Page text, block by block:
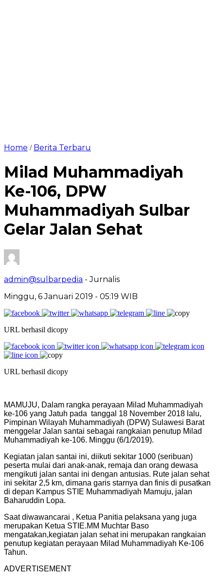
Home / Berita Terbaru
Milad Muhammadiyah
Ke-106, DPW
Muhammadiyah Sulbar
Gelar Jalan Sehat
admin@sulbarpedia - Jurnalis
Minggu, 6 Januari 2019 - 05:19 WIB
URL berhasil dicopy
URL berhasil dicopy
MAMUJU, Dalam rangka perayaan Milad Muhammadiyah
ke-106 yang Jatuh pada tanggal 18 November 2018 lalu,
Pimpinan Wilayah Muhammadiyah (DPW) Sulawesi Barat
menggelar Jalan santai sebagai rangkaian penutup Milad
Muhammadiyah ke-106. Minggu (6/1/2019).
Kegiatan jalan santai ini, diikuti sekitar 1000 (seribuan)
peserta mulai dari anak-anak, remaja dan orang dewasa
mengikuti jalan santai ini dengan antusias. Rute jalan sehat
ini sekitar 2,5 km, dimana garis starnya dan finis di pusatkan
di depan Kampus STIE Muhammadiyah Mamuju, jalan
Baharuddin Lopa.
Saat diwawancarai , Ketua Panitia pelaksana yang juga
merupakan Ketua STIE.MM Muchtar Baso
mengatakan,kegiatan jalan sehat ini merupakan rangkaian
penutup kegiatan perayaan Milad Muhammadiyah Ke-106
Tahun.
ADVERTISEMENT